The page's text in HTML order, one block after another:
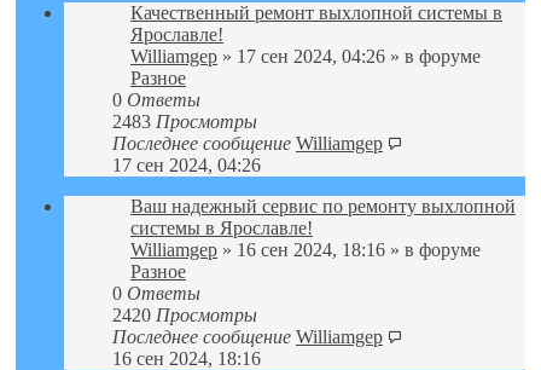
Качественный ремонт выхлопной системы в
Ярославле!
Williamgep » 17 сен 2024, 04:26 » в форуме
Разное
0 Ответы
2483 Просмотры
Последнее сообщение Williamgep
17 сен 2024, 04:26
Ваш надежный сервис по ремонту выхлопной
системы в Ярославле!
Williamgep » 16 сен 2024, 18:16 » в форуме
Разное
0 Ответы
2420 Просмотры
Последнее сообщение Williamgep
16 сен 2024, 18:16